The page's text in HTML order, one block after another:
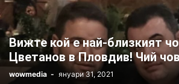
Вижте кой е най-близкият
Цветанов в Пловдив! Чий
wowmedia - януари 31, 2021